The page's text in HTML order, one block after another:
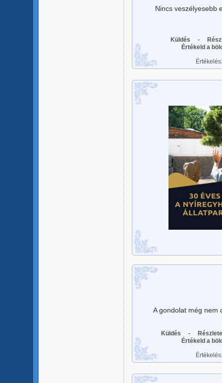
Nincs veszélyesebb
Küldés -
Értékeld a
A gondolat még nem
Küldés -
Értékeld a